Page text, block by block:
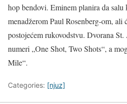
hop bendovi. Eminem planira da salu
menadžerom Paul Rosenberg-om, ali
postojećem rukovodstvu. Dvorana
numeri „One Shot, Two Shots“, a
Mile“.
Categories: [njuz]